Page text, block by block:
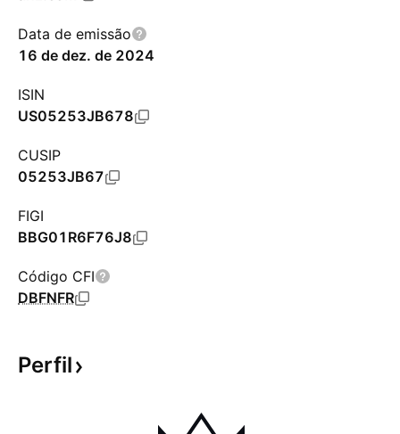
Data de emissão
16 de dez. de 2024
ISIN
US05253JB678
CUSIP
05253JB67
FIGI
BBG01R6F76J8
Código CFI
DBFNFR
Perfil